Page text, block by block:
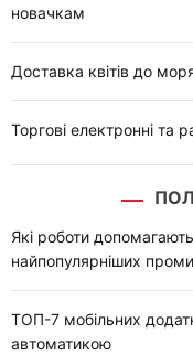
новачкам
Доставка квітів до
Торгові електронні та
Які роботи
найпопулярніших
ТОП-7 мобільних
автоматикою